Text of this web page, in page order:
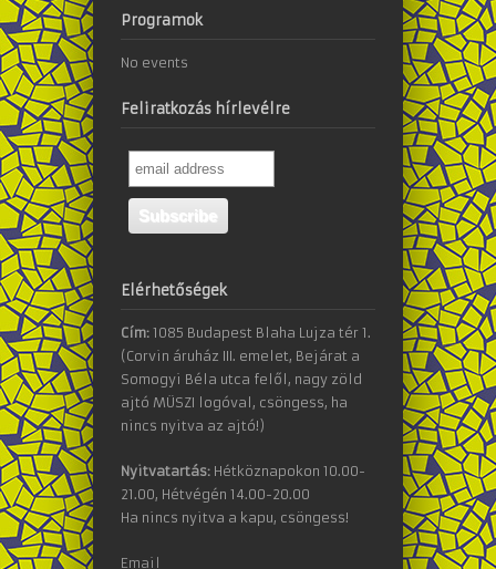
Programok
No events
Feliratkozás hírlevélre
Elérhetőségek
Cím: 1085 Budapest Blaha Lujza tér 1.
(Corvin áruház III. emelet, Bejárat a
Somogyi Béla utca felől, nagy zöld
ajtó MÜSZI logóval, csöngess, ha
nincs nyitva az ajtó!)
Nyitvatartás: Hétköznapokon 10.00-
21.00, Hétvégén 14.00-20.00
Ha nincs nyitva a kapu, csöngess!
Email